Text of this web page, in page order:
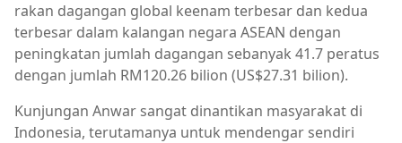
rakan dagangan global keenam terbesar dan kedua
terbesar dalam kalangan negara ASEAN dengan
peningkatan jumlah dagangan sebanyak 41.7 peratus
dengan jumlah RM120.26 bilion (US$27.31 bilion).
Kunjungan Anwar sangat dinantikan masyarakat di
Indonesia, terutamanya untuk mendengar sendiri